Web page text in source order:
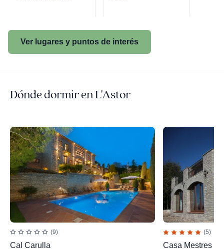
Ver lugares y puntos de interés
Dónde dormir en L'Astor
(9)
Cal Carulla
(5)
Casa Mestres